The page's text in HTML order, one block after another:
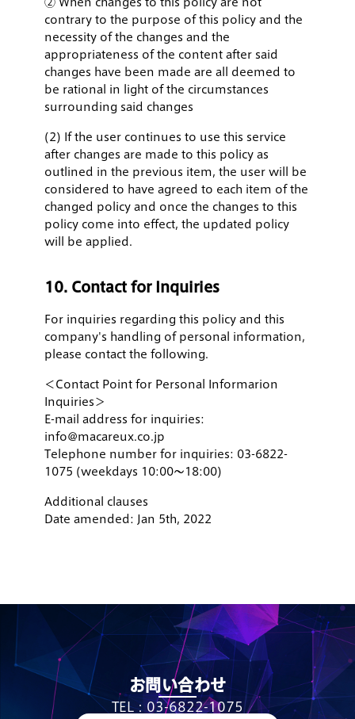
② When changes to this policy are not
contrary to the purpose of this policy and the
necessity of the changes and the
appropriateness of the content after said
changes have been made are all deemed to
be rational in light of the circumstances
surrounding said changes
(2) If the user continues to use this service
after changes are made to this policy as
outlined in the previous item, the user will be
considered to have agreed to each item of the
changed policy and once the changes to this
policy come into effect, the updated policy
will be applied.
10. Contact for Inquiries
For inquiries regarding this policy and this
company's handling of personal information,
please contact the following.
＜Contact Point for Personal Informarion
Inquiries＞
E-mail address for inquiries:
info@macareux.co.jp
Telephone number for inquiries: 03-6822-
1075 (weekdays 10:00〜18:00)
Additional clauses
Date amended: Jan 5th, 2022
お問い合わせ
TEL：03-6822-1075